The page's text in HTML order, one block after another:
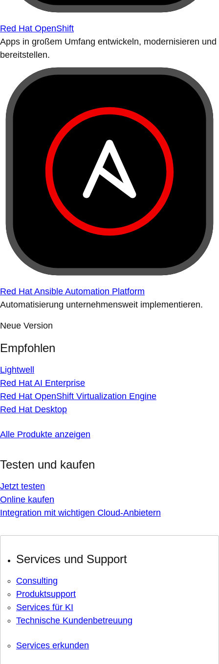
Red Hat OpenShift
Apps in großem Umfang entwickeln, modernisieren und
bereitstellen.
Red Hat Ansible Automation Platform
Automatisierung unternehmensweit implementieren.
Neue Version
Empfohlen
Lightwell
Red Hat AI Enterprise
Red Hat OpenShift Virtualization Engine
Red Hat Desktop
Alle Produkte anzeigen
Testen und kaufen
Jetzt testen
Online kaufen
Integration mit wichtigen Cloud-Anbietern
Services und Support
Consulting
Produktsupport
Services für KI
Technische Kundenbetreuung
Services erkunden